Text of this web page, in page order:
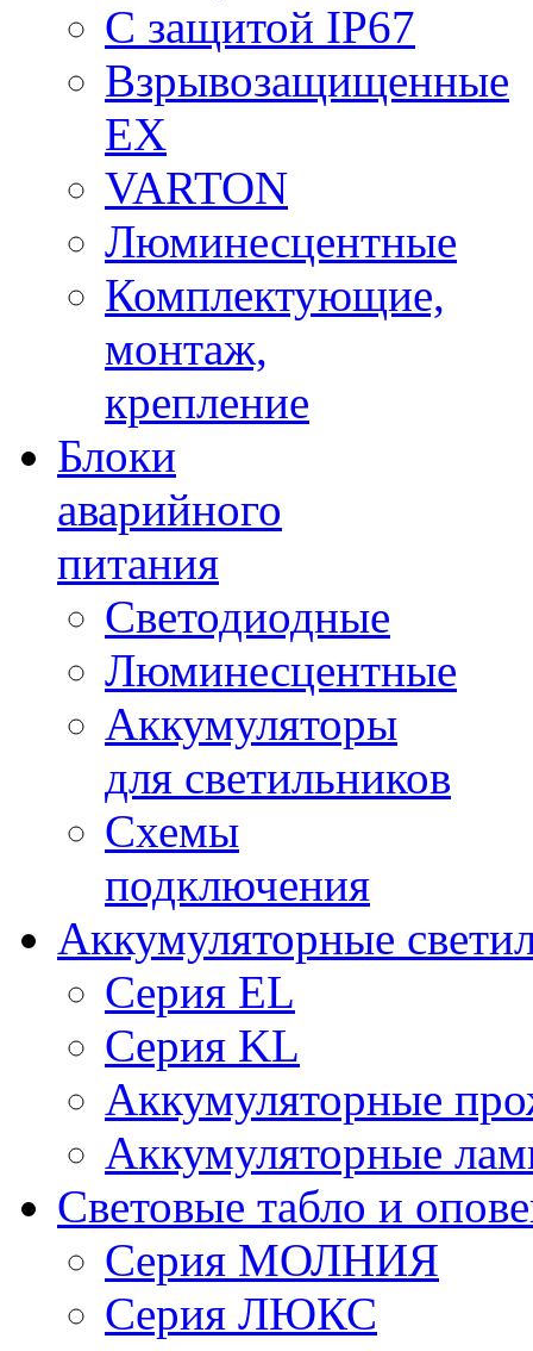
С защитой IP67
Взрывозащищенные
EX
VARTON
Люминесцентные
Комплектующие,
монтаж,
крепление
Блоки
аварийного
питания
Светодиодные
Люминесцентные
Аккумуляторы
для светильников
Схемы
подключения
Аккумуляторные
Серия EL
Серия KL
Аккумуляторные
Аккумуляторные
Световые табло и
Серия МОЛНИЯ
Серия ЛЮКС